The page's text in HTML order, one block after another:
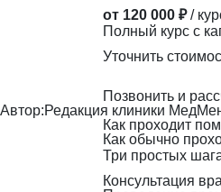
от 120 000 ₽ /
Полный курс с
Уточнить
Позвонить и
Автор:Редакция клиники
Как проходит
Как обычно
Три простых
Консультация